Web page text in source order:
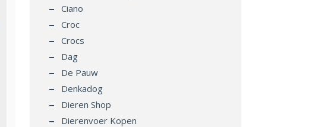
Ciano
Croc
Crocs
Dag
De Pauw
Denkadog
Dieren Shop
Dierenvoer Kopen